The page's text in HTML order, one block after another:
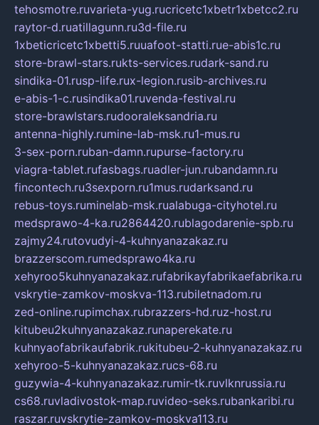
tehosmotre.ruvarieta-yug.rucricetc1xbetr1xbetcc2.ru
raytor-d.ruatillagunn.ru3d-file.ru
1xbeticricetc1xbetti5.ruuafoot-statti.rue-abis1c.ru
store-brawl-stars.rukts-services.rudark-sand.ru
sindika-01.rusp-life.rux-legion.rusib-archives.ru
e-abis-1-c.rusindika01.ruvenda-festival.ru
store-brawlstars.rudooraleksandria.ru
antenna-highly.rumine-lab-msk.ru1-mus.ru
3-sex-porn.ruban-damn.rupurse-factory.ru
viagra-tablet.rufasbags.ruadler-jun.rubandamn.ru
fincontech.ru3sexporn.ru1mus.rudarksand.ru
rebus-toys.ruminelab-msk.rualabuga-cityhotel.ru
medsprawo-4-ka.ru2864420.rublagodarenie-spb.ru
zajmy24.rutovudyi-4-kuhnyanazakaz.ru
brazzerscom.rumedsprawo4ka.ru
xehyroo5kuhnyanazakaz.rufabrikayfabrikaefabrika.ru
vskrytie-zamkov-moskva-113.rubiletnadom.ru
zed-online.rupimchax.rubrazzers-hd.ruz-host.ru
kitubeu2kuhnyanazakaz.runaperekate.ru
kuhnyaofabrikaufabrik.rukitubeu-2-kuhnyanazakaz.ru
xehyroo-5-kuhnyanazakaz.rucs-68.ru
guzywia-4-kuhnyanazakaz.rumir-tk.ruvlknrussia.ru
cs68.ruvladivostok-map.ruvideo-seks.rubankaribi.ru
raszar.ruvskrytie-zamkov-moskva113.ru